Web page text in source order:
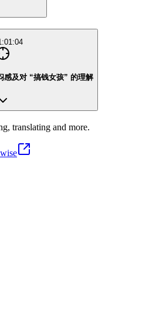
感及对 “搞钱女孩” 的理解
translating and more.